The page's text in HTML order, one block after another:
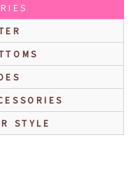
STYLE